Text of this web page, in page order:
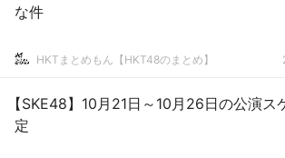
な件
HKTまとめもん【HKT48のまとめ】
【SKE48】10月21日～10月26日の公演ス
定